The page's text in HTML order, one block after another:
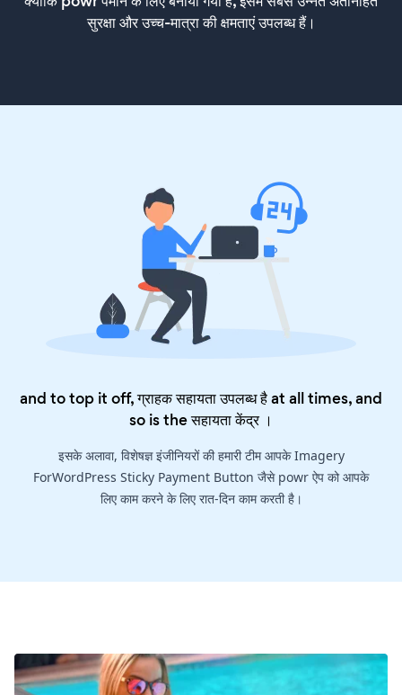
सुरक्षा और उच्च-मात्रा की क्षमताएं उपलब्ध हैं।
and to top it off, ग्राहक सहायता उपलब्ध है at all times, and
so is theसहायता केंद्र।
इसके अलावा, विशेषज्ञ इंजीनियरों की हमारी टीम आपके Imagery
ForWordPress Sticky Payment Button जैसे powr ऐप को आपके
लिए काम करने के लिए रात-दिन काम करती है।